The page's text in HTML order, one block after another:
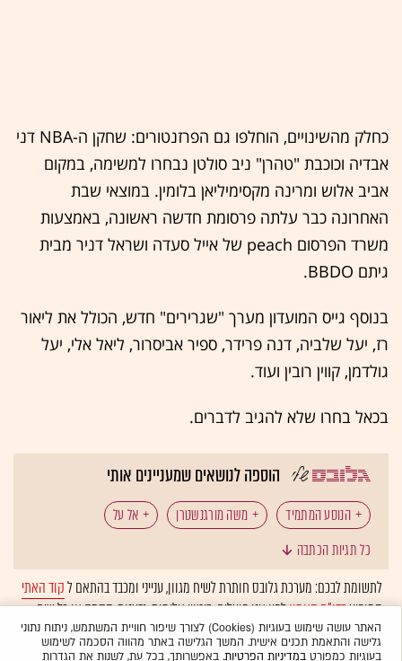
כחלק מהשינויים, הוחלפו גם הפרזנטורים: שחקן ה-NBA דני
אבדיה וכוכבת "טהרן" ניב סולטן נבחרו למשימה, במקום
אביב אלוש ומרינה מקסימיליאן בלומין. במוצאי שבת
האחרונה כבר עלתה פרסומת חדשה ראשונה, באמצעות
משרד הפרסום peach של אייל סעדה ושראל דניר מבית
גיתם BBDO.
בנוסף גייס המועדון מערך "שגרירים" חדש, הכולל את ליאור
רז, יעל שלביה, דנה פרידר, ספיר אביסרור, ליאל אלי, יעל
גולדמן, קווין רובין ועוד.
בכאל בחרו שלא להגיב לדברים.
הוספה לנושאים שמעניינים אותי
הנוסע המתמיד משה מורגנשטרן אל על
מועדוני צרכנות מיתוג מחדש טיסות
כל תגיות הכתבה
לתשומת לבכם: מערכת גלובס חותרת לשיח מגוון, ענייני ומכבד בהתאם לקוד האתי
המופיעבדו"ח האמוןלפיו אנו פועלים. ביטויי אלימות, גזענות, הסתה או כל שיח
בלתי הולם אחר מסוננים בצורהאוטומטיתולא יפורסמו באתר.
האתר עושה שימוש בעוגיות (Cookies) לצורך שיפור חוויית המשתמש, ניתוח נתוני
גלישה והתאמת תכנים אישית. המשך הגלישה באתר מהווה הסכמה לשימוש
בעוגיות כמפורטבמדיניות הפרטיות. באפשרותך, בכל עת, לשנות את הגדרות